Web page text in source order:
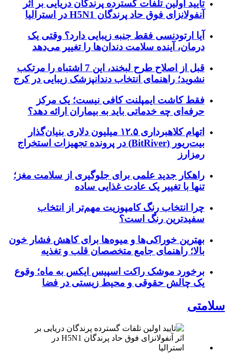
تایید اولین تلفات گسترده پرندگان دریایی بر اثر
آنفولانزای فوق حاد پرندگان H5N1 در استرالیا
آیا ارتودنسی فقط جنبه زیبایی دارد؟ وقتی یک
درمان، آینده سلامت دندان‌ها را تغییر می‌دهد
قبل از اصلاح طرح لبخند، این 7 اشتباه را مرتکب
نشوید؛ راهنمای انتخاب دندانپزشک زیبایی در کرج
فقط کاشت ایمپلنت کافی نیست؛ یک مرکز
حرفه‌ای چه خدماتی باید به بیماران ارائه دهد؟
اتهام کلاهبرداری ۱۲.۵ میلیون دلاری بنیان‌گذار
بیت‌ریور (BitRiver) در پرونده تجهیزات استخراج
رمزارز
راهکار جدید علمی برای جلوگیری از سلامت مغز؛
تنها با تغییر یک عادت غذایی ساده
چرا انتخاب رنگ کامپوزیت مهم‌تر از انتخاب
سفیدترین رنگ است؟
بهترین خوراکی‌ها و میوه‌ها برای کاهش فشار خون
بالا؛ راهنمای جامع متخصصان قلب و تغذیه
برخورد موشک راکت اسپیس ایکس به ماه؛ وقوع
یک چالش حقوقی و محیط زیستی در فضا
سلامتی